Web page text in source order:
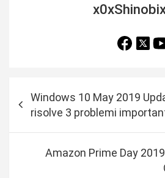
Windows 10 May 2019
risolve 3 problemi
Amazon Prime Day